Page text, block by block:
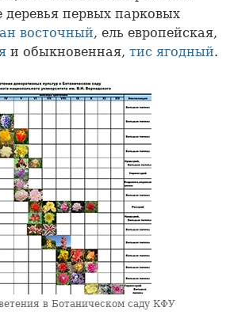
деревья первых парковых
восточный, ель европейская,
и обыкновенная, тис ягодный.
в Ботаническом саду КФУ